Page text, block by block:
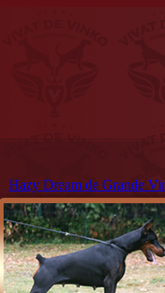
Hazy Dream de Grande